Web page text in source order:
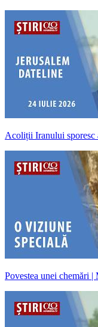
Acoliții Iranului sporesc
Povestea unei chemări